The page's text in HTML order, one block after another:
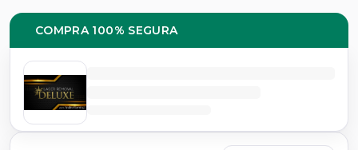
COMPRA 100% SEGURA